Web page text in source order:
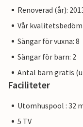
Renoverad (år):
Vår
Sängar för vuxna: 8
Sängar för barn: 2
Antal barn gratis
Faciliteter
Utomhuspool : 32
5 TV